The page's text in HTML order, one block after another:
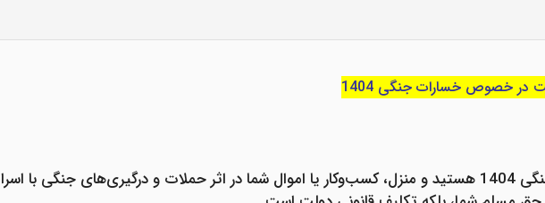
در خصوص خسارات جنگی 1404
هستید و منزل، کسب‌وکار یا اموال شما در اثر حملات و درگیری‌های جنگی با